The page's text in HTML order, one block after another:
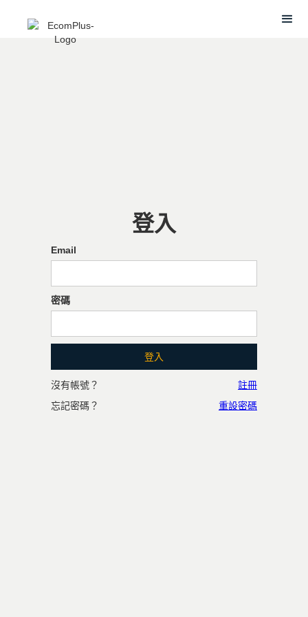
登入
Email
密碼
沒有帳號？
註冊
忘記密碼？
重設密碼